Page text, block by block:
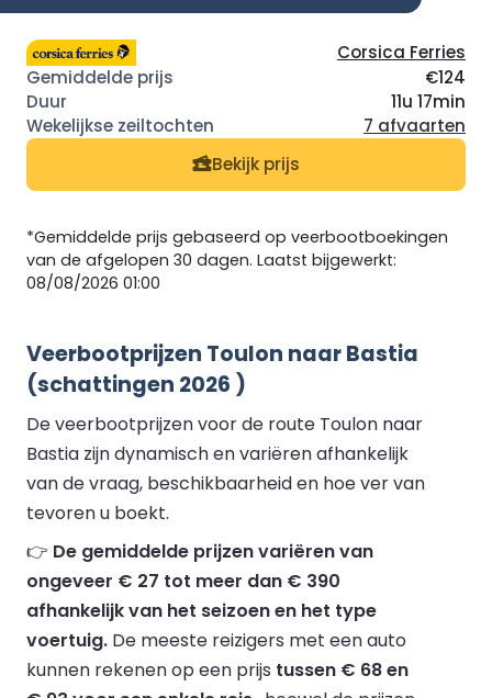
Corsica Ferries
€124
11u 17min
7 afvaarten
Bekijk prijs
*Gemiddelde prijs gebaseerd op veerbootboekingen
van de afgelopen 30 dagen. Laatst bijgewerkt:
08/08/2026 01:00
Veerbootprijzen Toulon naar Bastia
(schattingen 2026 )
De veerbootprijzen voor de route Toulon naar
Bastia zijn dynamisch en variëren afhankelijk
van de vraag, beschikbaarheid en hoe ver van
tevoren u boekt.
👉 De gemiddelde prijzen variëren van
ongeveer € 27 tot meer dan € 390
afhankelijk van het seizoen en het type
voertuig. De meeste reizigers met een auto
kunnen rekenen op een prijs tussen € 68 en